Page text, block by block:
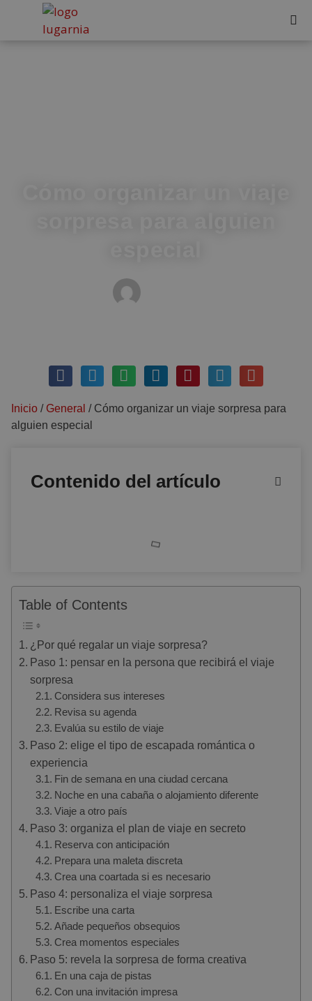
Inicio / General / Cómo organizar un viaje sorpresa para
alguien especial
Contenido del artículo
Table of Contents
¿Por qué regalar un viaje sorpresa?
Paso 1: pensar en la persona que recibirá el viaje
sorpresa
Considera sus intereses
Revisa su agenda
Evalúa su estilo de viaje
Paso 2: elige el tipo de escapada romántica o
experiencia
Fin de semana en una ciudad cercana
Noche en una cabaña o alojamiento diferente
Viaje a otro país
Paso 3: organiza el plan de viaje en secreto
Reserva con anticipación
Prepara una maleta discreta
Crea una coartada si es necesario
Paso 4: personaliza el viaje sorpresa
Escribe una carta
Añade pequeños obsequios
Crea momentos especiales
Paso 5: revela la sorpresa de forma creativa
En una caja de pistas
Con una invitación impresa